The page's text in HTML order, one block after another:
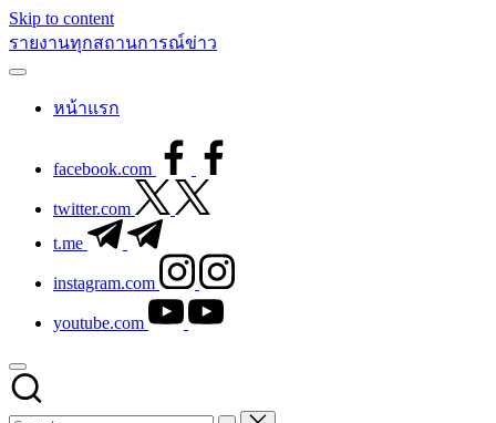
Skip to content
รายงานทุกสถานการณ์ข่าว
หน้าแรก
facebook.com
twitter.com
t.me
instagram.com
youtube.com